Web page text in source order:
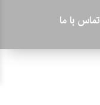
تماس با ما